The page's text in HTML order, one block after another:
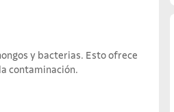
y bacterias. Esto ofrece
contaminación.